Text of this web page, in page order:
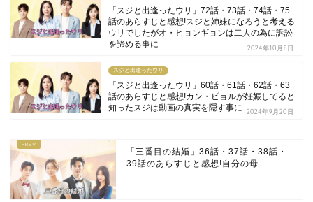
「スジと出逢ったウリ」72話・73話・74話・75
話のあらすじと感想!スジと姉妹になろうと考える
ウリでしたがオ・ヒョンギョンは二人の為に訴訟
を諦める事に
2024年10月8日
スジと出逢ったウリ
「スジと出逢ったウリ」60話・61話・62話・63
話のあらすじと感想!カン・ビョルが妊娠してると
知ったスジは動画の真実を隠す事に
2024年9月20日
「三番目の結婚」36話・37話・38話・
39話のあらすじと感想!自分の母...